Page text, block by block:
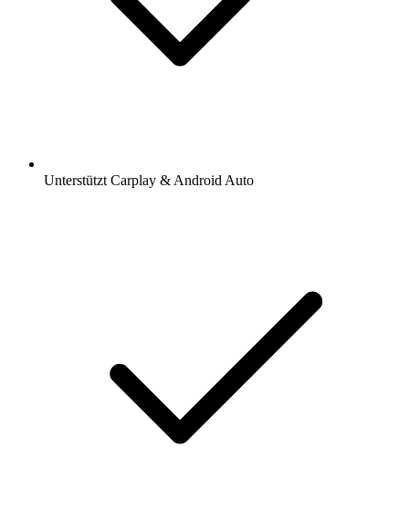
Unterstützt Carplay & Android Auto